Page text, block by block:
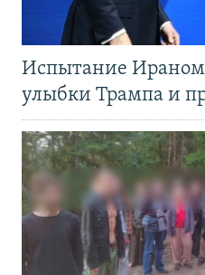
Испытание
улыбки Трампа и